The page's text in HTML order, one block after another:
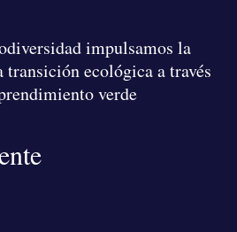
impulsamos la
transición ecológica a través
verde